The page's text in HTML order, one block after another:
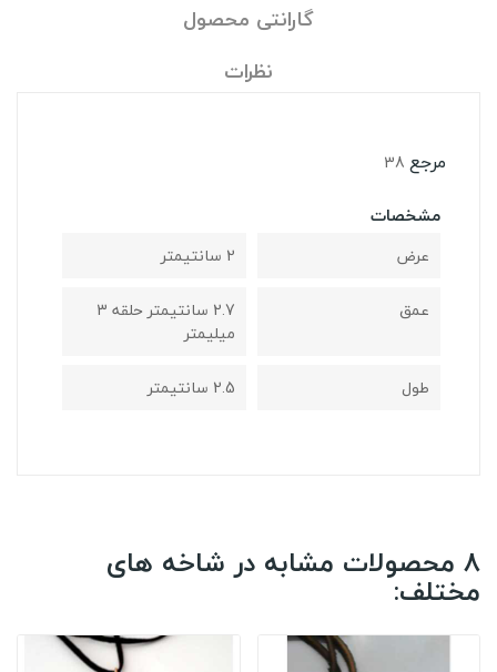
گارانتی محصول
نظرات
مرجع 38
مشخصات
عرض
2 سانتیمتر
عمق
2.7 سانتیمتر حلقه 3
میلیمتر
طول
2.5 سانتیمتر
8 محصولات مشابه در شاخه های
مختلف: